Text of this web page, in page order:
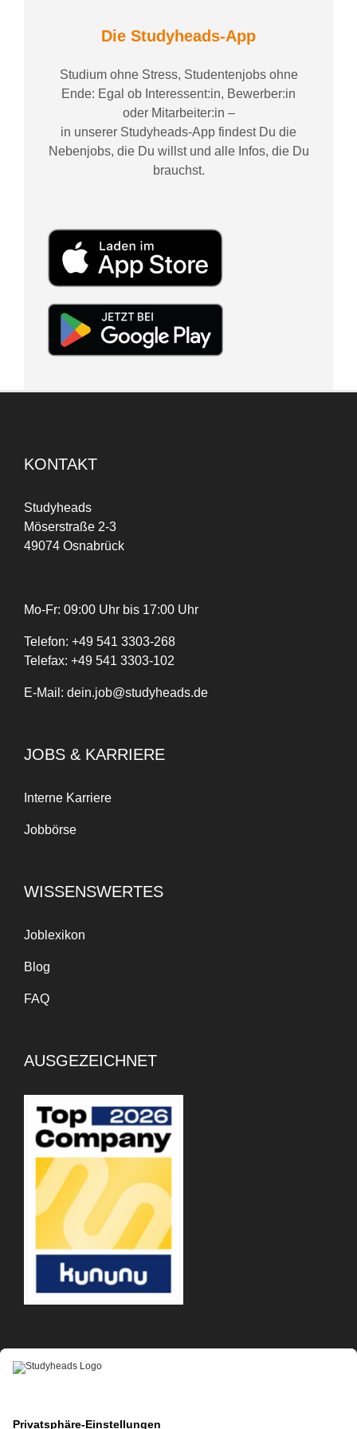
Die Studyheads-App
Studium ohne Stress, Studentenjobs ohne
Ende: Egal ob Interessent:in, Bewerber:in
oder Mitarbeiter:in –
in unserer Studyheads-App findest Du die
Nebenjobs, die Du willst und alle Infos, die Du
brauchst.
KONTAKT
Studyheads
Möserstraße 2-3
49074 Osnabrück
Mo-Fr: 09:00 Uhr bis 17:00 Uhr
Telefon: +49 541 3303-268
Telefax: +49 541 3303-102
E-Mail: dein.job@studyheads.de
JOBS & KARRIERE
Interne Karriere
Jobbörse
WISSENSWERTES
Joblexikon
Blog
FAQ
AUSGEZEICHNET